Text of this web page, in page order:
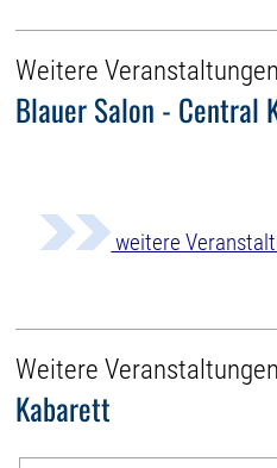
Weitere
Blauer Salon - Central
weitere
Weitere
Kabarett